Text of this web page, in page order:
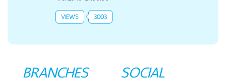
VIEWS 3003
BRANCHES
SOCIAL